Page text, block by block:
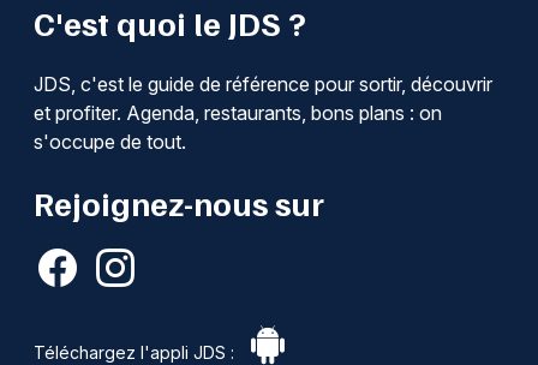
C'est quoi le JDS ?
JDS, c'est le guide de référence pour sortir, découvrir
et profiter. Agenda, restaurants, bons plans : on
s'occupe de tout.
Rejoignez-nous sur
Téléchargez l'appli JDS :